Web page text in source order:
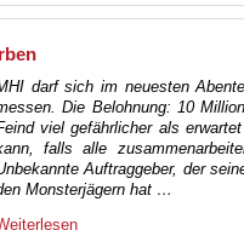
darf sich im neuesten
Die Belohnung: 10
viel gefährlicher als
falls alle
Auftraggeber, der
Monsterjägern hat …